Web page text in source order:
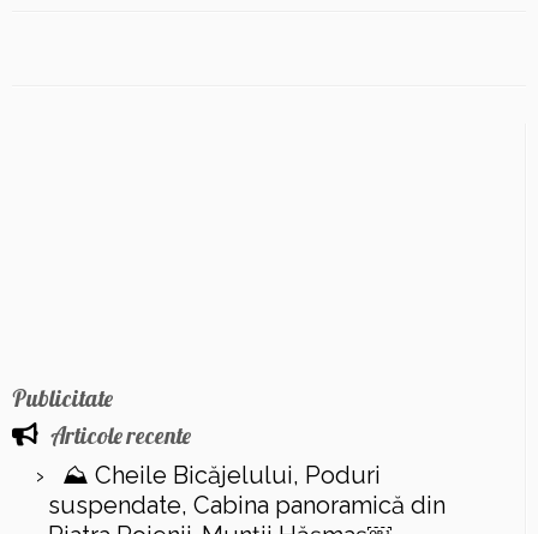
Publicitate
Articole recente
⛰️ Cheile Bicăjelului, Poduri
suspendate, Cabina panoramică din